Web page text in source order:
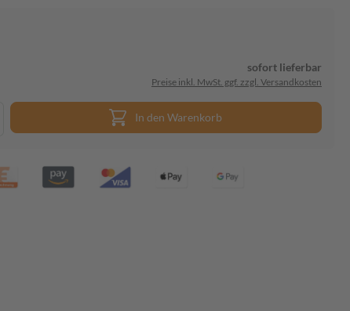
sofort lieferbar
Preise inkl. MwSt. ggf. zzgl. Versandkosten
In den Warenkorb